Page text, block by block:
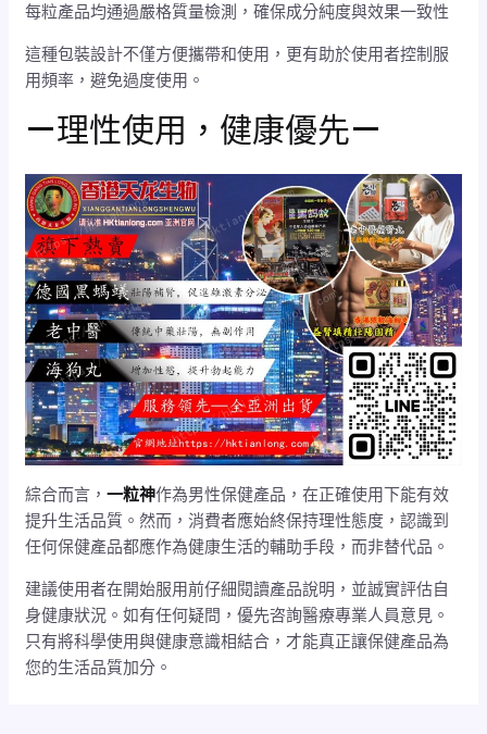
每粒產品均通過嚴格質量檢測，確保成分純度與效果一致性
這種包裝設計不僅方便攜帶和使用，更有助於使用者控制服
用頻率，避免過度使用。
—理性使用，健康優先—
綜合而言，一粒神作為男性保健產品，在正確使用下能有效
提升生活品質。然而，消費者應始終保持理性態度，認識到
任何保健產品都應作為健康生活的輔助手段，而非替代品。
建議使用者在開始服用前仔細閱讀產品說明，並誠實評估自
身健康狀況。如有任何疑問，優先咨詢醫療專業人員意見。
只有將科學使用與健康意識相結合，才能真正讓保健產品為
您的生活品質加分。